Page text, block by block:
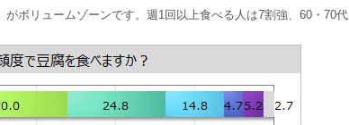
ボリュームゾーンです。週1回以上食べる人は7割強、60・70代